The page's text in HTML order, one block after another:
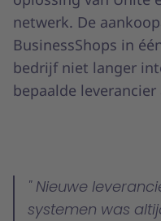
netwerk. De
BusinessShops in
bedrijf niet langer
bepaalde
Nieuwe
systemen was